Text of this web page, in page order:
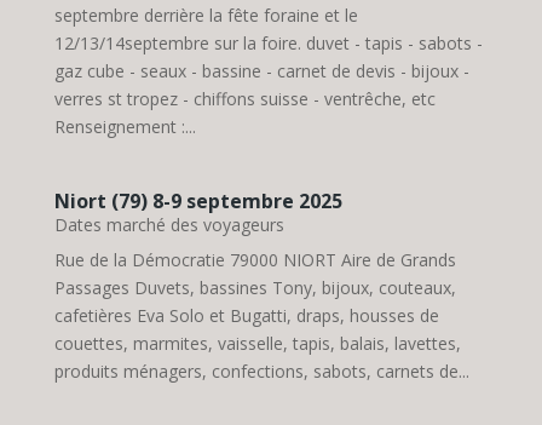
septembre derrière la fête foraine et le
12/13/14septembre sur la foire. duvet - tapis - sabots -
gaz cube - seaux - bassine - carnet de devis - bijoux -
verres st tropez - chiffons suisse - ventrêche, etc
Renseignement :...
Niort (79) 8-9 septembre 2025
Dates marché des voyageurs
Rue de la Démocratie 79000 NIORT Aire de Grands
Passages Duvets, bassines Tony, bijoux, couteaux,
cafetières Eva Solo et Bugatti, draps, housses de
couettes, marmites, vaisselle, tapis, balais, lavettes,
produits ménagers, confections, sabots, carnets de...